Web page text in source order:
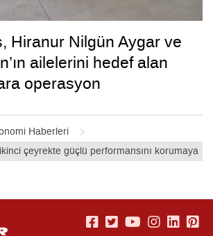
Haberleri
çeyrekte güçlü performansını korumaya
Hiranur Nilgün Aygar ve
ailelerini hedef alan
operasyon